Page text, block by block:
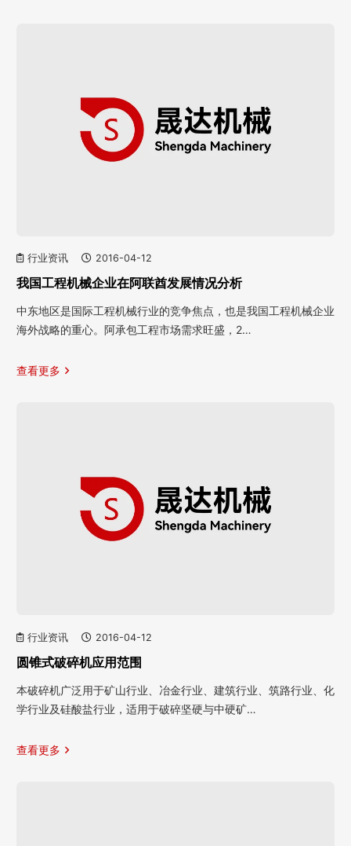
行业资讯 2016-04-12
我国工程机械企业在阿联酋发展情况分析
中东地区是国际工程机械行业的竞争焦点，也是我国工程机械企业
海外战略的重心。阿承包工程市场需求旺盛，2…
查看更多
行业资讯 2016-04-12
圆锥式破碎机应用范围
本破碎机广泛用于矿山行业、冶金行业、建筑行业、筑路行业、化
学行业及硅酸盐行业，适用于破碎坚硬与中硬矿…
查看更多